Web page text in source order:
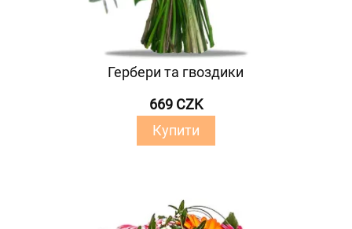
Гербери та гвоздики
669 CZK
Купити